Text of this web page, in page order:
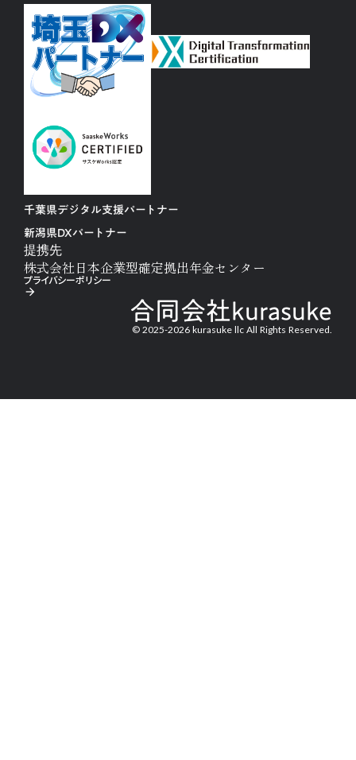
千葉県デジタル支援パートナー
新潟県DXパートナー
提携先
株式会社日本企業型確定拠出年金センター
合同会社kurasuke
© 2025-2026 kurasuke llc All Rights Reserved.
プライバシーポリシー
arrow_forward